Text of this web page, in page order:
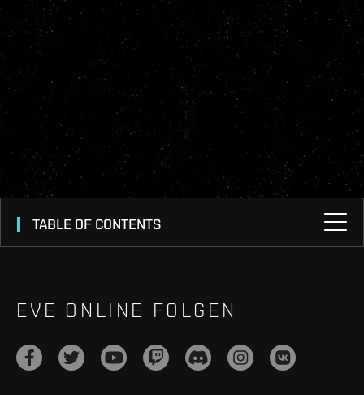
TABLE OF CONTENTS
EVE ONLINE FOLGEN